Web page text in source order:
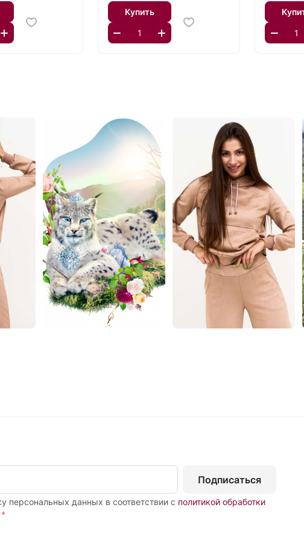
Купить
персональных данных в соответствии с политикой обработки
*
Подписаться